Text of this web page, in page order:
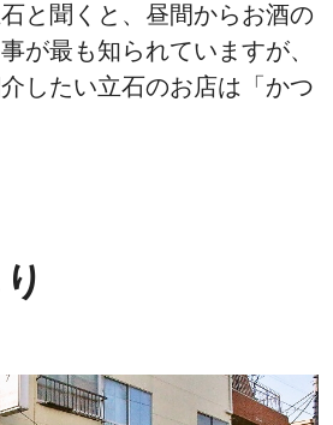
と聞くと、昼間からお酒の
が最も知られていますが、
したい立石のお店は「かつ